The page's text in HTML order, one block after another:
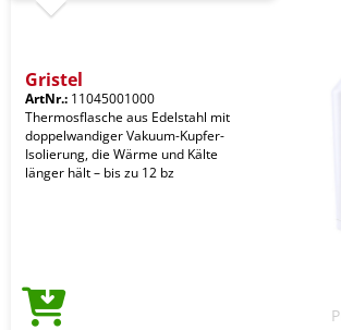
Gristel
ArtNr.: 11045001000
Thermosflasche aus Edelstahl mit
doppelwandiger Vakuum-Kupfer-
Isolierung, die Wärme und Kälte
länger hält – bis zu 12 bz